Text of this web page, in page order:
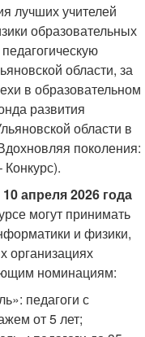
лучших учителей
образовательных
области, за
в образовательном
развития
области в
поколения:
10 апреля 2026 года
могут принимать
и физики,
организациях
номинациям:
педагоги с
от 5 лет;